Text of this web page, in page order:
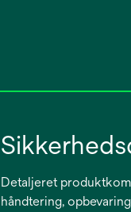
Detaljeret
håndtering,